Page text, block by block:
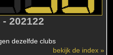
202122
dezelfde clubs
bekijk de index »